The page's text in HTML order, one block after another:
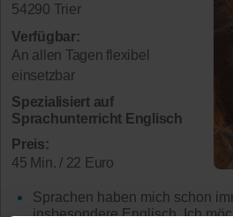
54290 Trier
Verfügbar:
An allen Tagen flexibel
einsetzbar
Spezialisiert auf
Sprachunterricht Englisch
Preis:
45 Min. / 22 Euro
Sprachen haben mich schon